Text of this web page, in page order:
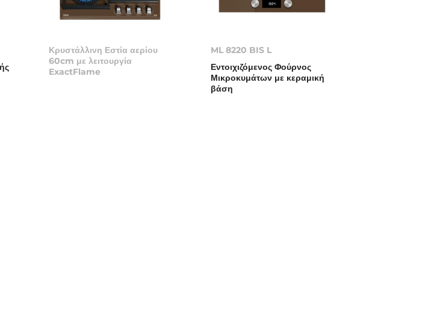
Κρυστάλλινη Εστία αερίου
60cm με λειτουργία
ExactFlame
ML 8220 BIS L
Εντοιχιζόμενος Φούρνος
Μικροκυμάτων με κεραμική
βάση